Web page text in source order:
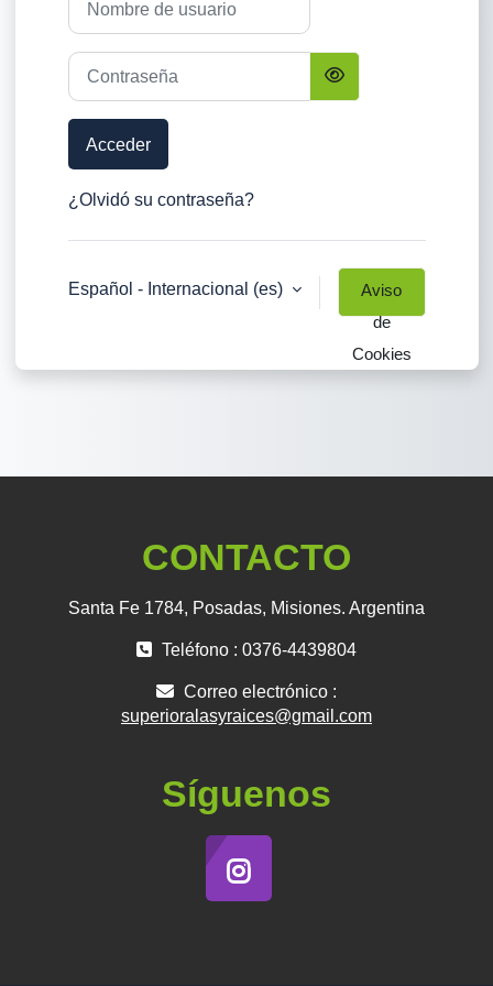
Contraseña
Acceder
¿Olvidó su contraseña?
Español - Internacional ‎(es)‎
Aviso
de
Cookies
CONTACTO
Santa Fe 1784, Posadas, Misiones. Argentina
Teléfono : 0376-4439804
Correo electrónico :
superioralasyraices@gmail.com
Síguenos